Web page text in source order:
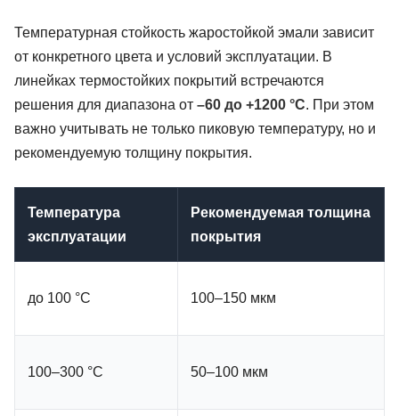
Температурная стойкость жаростойкой эмали зависит
от конкретного цвета и условий эксплуатации. В
линейках термостойких покрытий встречаются
решения для диапазона от –60 до +1200 °C. При этом
важно учитывать не только пиковую температуру, но и
рекомендуемую толщину покрытия.
Температура
эксплуатации
Рекомендуемая толщина
покрытия
до 100 °C 100–150 мкм
100–300 °C 50–100 мкм